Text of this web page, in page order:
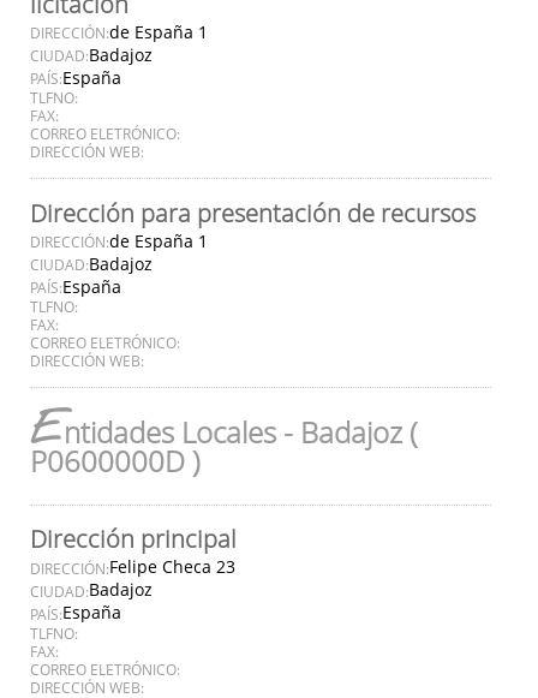
DIRECCIÓN:de España 1
CIUDAD:Badajoz
PAÍS:España
TLFNO:
FAX:
CORREO ELETRÓNICO:
DIRECCIÓN WEB:
Dirección para presentación de recursos
DIRECCIÓN:de España 1
CIUDAD:Badajoz
PAÍS:España
TLFNO:
FAX:
CORREO ELETRÓNICO:
DIRECCIÓN WEB:
Entidades Locales - Badajoz (
P0600000D )
Dirección principal
DIRECCIÓN:Felipe Checa 23
CIUDAD:Badajoz
PAÍS:España
TLFNO:
FAX:
CORREO ELETRÓNICO:
DIRECCIÓN WEB: